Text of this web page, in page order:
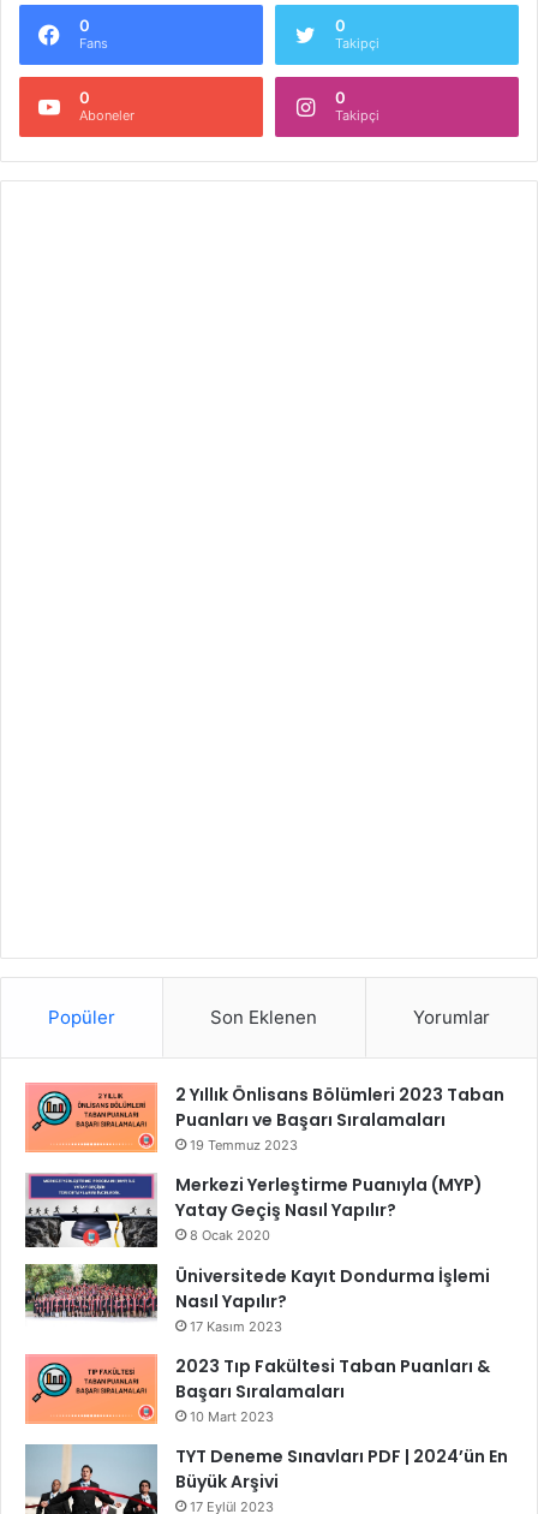
0
Fans
0
Takipçi
0
Aboneler
0
Takipçi
Popüler Son Eklenen Yorumlar
2 Yıllık Önlisans Bölümleri 2023 Taban
Puanları ve Başarı Sıralamaları
19 Temmuz 2023
Merkezi Yerleştirme Puanıyla (MYP)
Yatay Geçiş Nasıl Yapılır?
8 Ocak 2020
Üniversitede Kayıt Dondurma İşlemi
Nasıl Yapılır?
17 Kasım 2023
2023 Tıp Fakültesi Taban Puanları &
Başarı Sıralamaları
10 Mart 2023
TYT Deneme Sınavları PDF | 2024’ün En
Büyük Arşivi
17 Eylül 2023